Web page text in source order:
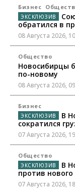
Бизнес
обратился в
08 Августа 2026,
Общество
Новосибирцы
по-новому
08 Августа 2026,
Бизнес
В
сократился
07 Августа 2026,
Общество
В
против
07 Августа 2026,